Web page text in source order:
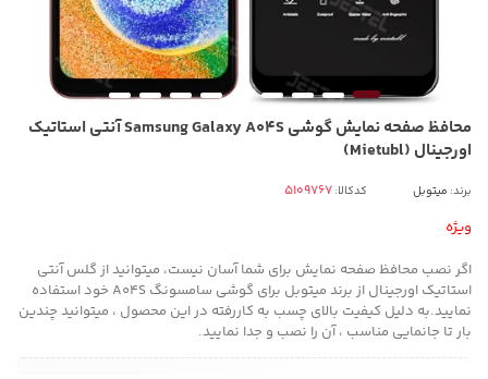
محافظ صفحه نمایش گوشی Samsung Galaxy A04S آنتی استاتیک
اورجینال (Mietubl)
برند: میتوبل کدکالا:
ویژه
اگر نصب محافظ صفحه نمایش برای شما آسان نیست، میتوانید از گلس آنتی
استاتیک اورجینال از برند میتوبل برای گوشی سامسونگ A04S خود استفاده
نمایید.به دلیل کیفیت بالای چسب به کاررفته در این محصول ، میتوانید چندین
بار تا جانمایی مناسب ، آن را نصب و جدا نمایید.